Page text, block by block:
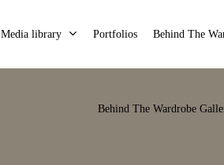
Media library Portfolios Behind The
Behind The Wardrobe